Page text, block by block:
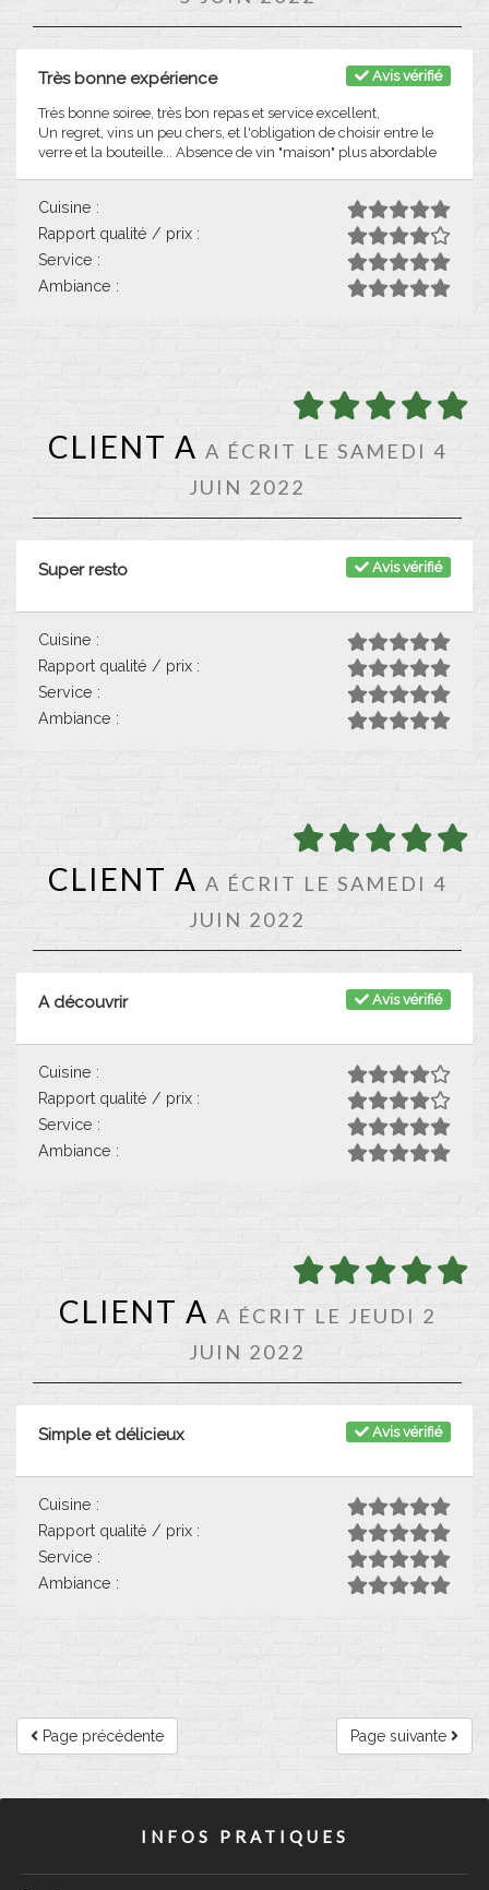
Avis vérifié
Très bonne expérience
Très bonne soiree, très bon repas et service excellent,
Un regret, vins un peu chers, et l'obligation de choisir entre le
verre et la bouteille... Absence de vin "maison" plus abordable
Cuisine :
Rapport qualité / prix :
Service :
Ambiance :
CLIENT A A ÉCRIT LE SAMEDI 4
JUIN 2022
Avis vérifié
Super resto
Cuisine :
Rapport qualité / prix :
Service :
Ambiance :
CLIENT A A ÉCRIT LE SAMEDI 4
JUIN 2022
Avis vérifié
A découvrir
Cuisine :
Rapport qualité / prix :
Service :
Ambiance :
CLIENT A A ÉCRIT LE JEUDI 2
JUIN 2022
Avis vérifié
Simple et délicieux
Cuisine :
Rapport qualité / prix :
Service :
Ambiance :
Page suivante
Page précédente
INFOS PRATIQUES